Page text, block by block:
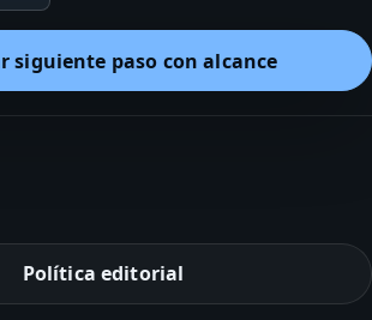
siguiente paso con alcance
Política editorial